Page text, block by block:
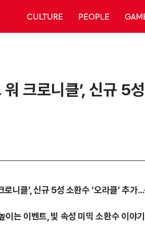
CULTURE PEOPLE
크로니클’, 신규 5
니클’, 신규 5성 소환수 ‘오라클’ 추가
이는 이벤트, 빛 속성 미믹 소환수 이야